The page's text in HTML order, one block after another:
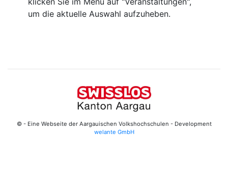
um die aktuelle Auswahl aufzuheben.
© - Eine Webseite der Aargauischen Volkshochschulen - Development
welante GmbH